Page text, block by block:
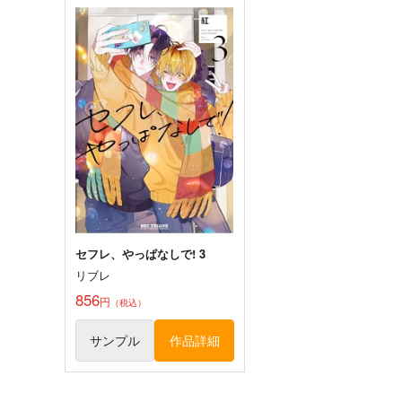
サンプル カート
東方Project風-心非公式
HandBook
胡玉書厨
東方スライドキーホルダー
古明地さとり
AbsoluteZero
990円（税込）
古明地さとり
サンプル 作品詳細
セフレ、やっぱなしで! 3
リブレ
856円 （税込）
サンプル 作品詳細